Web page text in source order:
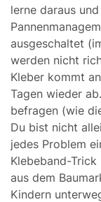
lerne daraus
ausgeschaltet
werden nicht
Kleber kommt
Tagen wieder
befragen (wie
Du bist nicht
jedes Problem
Klebeband-
aus dem
Kindern